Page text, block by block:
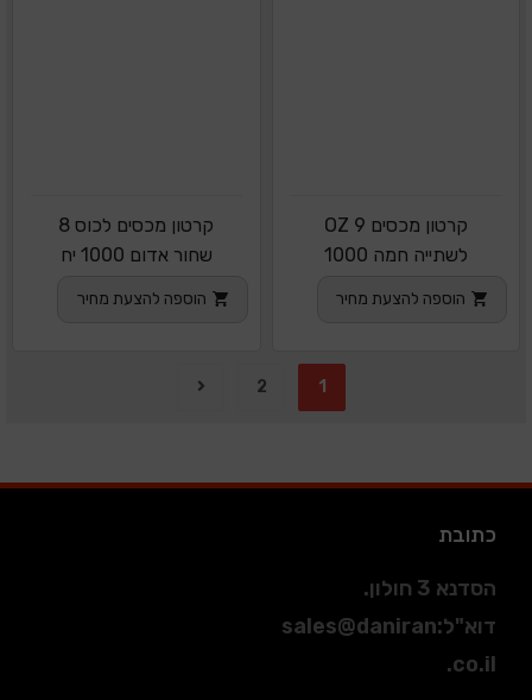
קרטון מכסים OZ 9
לשתייה חמה 1000
הוספה להצעת מחיר
קרטון מכסים לכוס 8
שחור אדום 1000 יח
הוספה להצעת מחיר
1
2
כתובת
הסדנא 3 חולון.
דוא"ל:
sales@daniran
.co.il